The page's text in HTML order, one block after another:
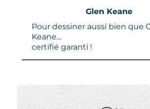
Glen Keane
Pour dessiner aussi bien que
Keane...
certifié garanti !